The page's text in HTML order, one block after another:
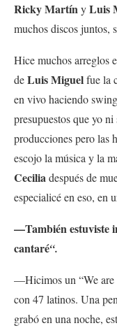
Ricky MartínyLuis
muchos discos juntos,
Hice muchos arreglos
deLuis Miguelfue la
en vivo haciendo
presupuestos que yo
producciones pero las
escojo la música y la
Ceciliadespués de
especialicé en eso, en
—También estuviste
cantaré“.
—Hicimos un “We are
con 47 latinos. Una
grabó en una noche,